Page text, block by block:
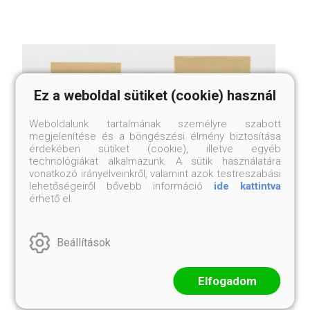
HIMALÁJAI ILAM TEA HIMALÁJAI FEKETE TEA
Ez a weboldal sütiket (cookie) használ
Weboldalunk tartalmának személyre szabott
megjelenítése és a böngészési élmény biztosítása
érdekében sütiket (cookie), illetve egyéb
technológiákat alkalmazunk. A sütik használatára
vonatkozó irányelveinkről, valamint azok testreszabási
lehetőségeiről bővebb információ ide kattintva
érhető el.
Beállítások
Elfogadom